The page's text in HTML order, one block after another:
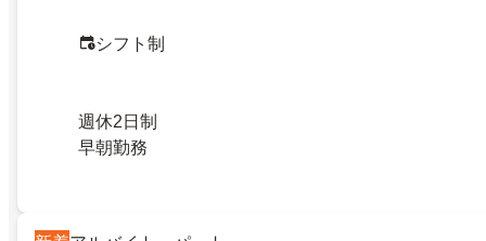
シフト制
週休2日制
早朝勤務